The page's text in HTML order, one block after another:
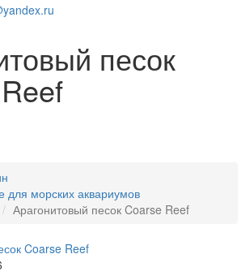
песок
для морских аквариумов
Арагонитовый песок Coarse Reef